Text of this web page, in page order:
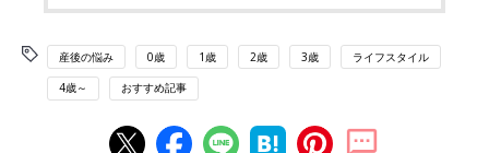
産後の悩み 0歳 1歳 2歳 3歳 ライフスタイル
4歳～ おすすめ記事